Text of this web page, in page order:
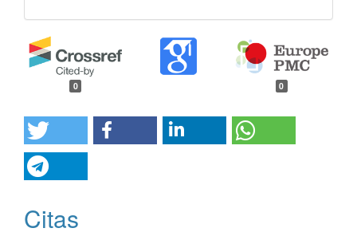
0 0
Citas